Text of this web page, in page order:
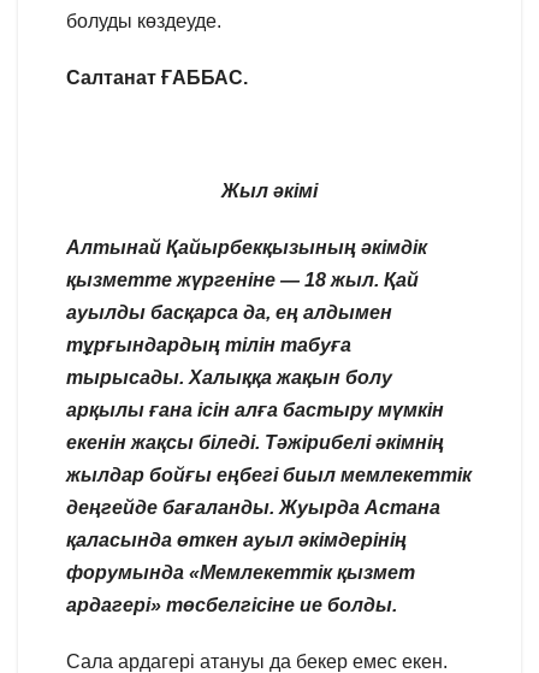
болуды көздеуде.
Салтанат ҒАББАС.
Жыл әкімі
Алтынай Қайырбекқызының әкімдік
қызметте жүргеніне — 18 жыл. Қай
ауылды басқарса да, ең алдымен
тұрғындардың тілін табуға
тырысады. Халыққа жақын болу
арқылы ғана ісін алға бастыру мүмкін
екенін жақсы біледі. Тәжірибелі әкімнің
жылдар бойғы еңбегі биыл мемлекеттік
деңгейде бағаланды. Жуырда Астана
қаласында өткен ауыл әкімдерінің
форумында «Мемлекеттік қызмет
ардагері» төсбелгісіне ие болды.
Сала ардагері атануы да бекер емес екен.